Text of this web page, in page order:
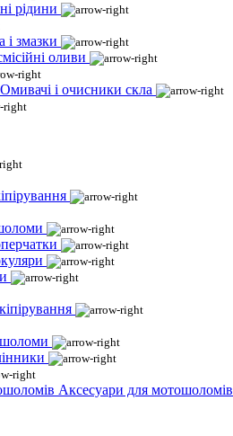
рідини
і змазки
оливи
Омивачі і очисники скла
Аксесуари для мотошоломів